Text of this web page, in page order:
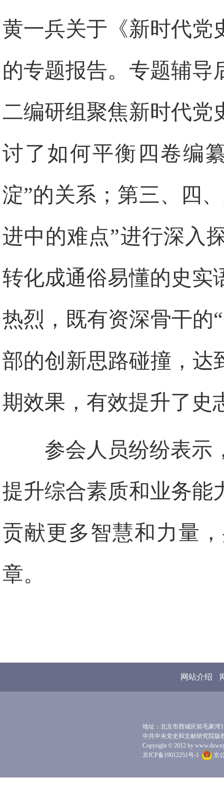
黄一兵关于《新时代党
的专题报告。专题辅导
二编研组聚焦新时代党
讨了如何平衡四卷编
淀”的关系；第三、四
进中的难点”进行深入
转化成通俗易懂的史实
热烈，既有资深骨干的
部的创新思路碰撞，达
期效果，有效提升了史
参会人员纷纷表示
提升综合素质和业务能
贡献更多智慧和力量
章。
网站介绍
地址：北京市西城区前毛家湾
中共中央党史和文献研究院版
Copyright © 2012 by
京ICP备19012251号-1
京